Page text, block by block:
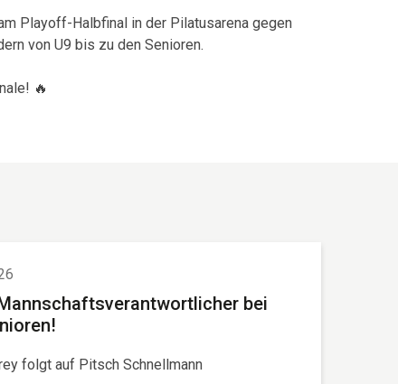
Playoff-Halbfinal in der Pilatusarena gegen
von U9 bis zu den Senioren.
🔥
bei
folgt auf Pitsch Schnellmann